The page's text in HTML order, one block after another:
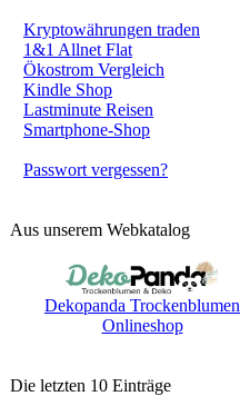
Kryptowährungen traden
1&1 Allnet Flat
Ökostrom Vergleich
Kindle Shop
Lastminute Reisen
Smartphone-Shop
Passwort vergessen?
Aus unserem Webkatalog
Dekopanda Trockenblumen
Onlineshop
Die letzten 10 Einträge